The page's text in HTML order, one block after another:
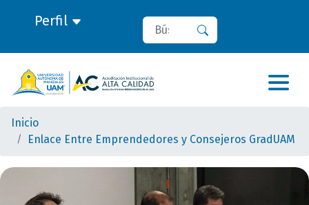
Perfil Buscar
Inicio
Enlace Entre Emprendedores y Consejeros GradUAM